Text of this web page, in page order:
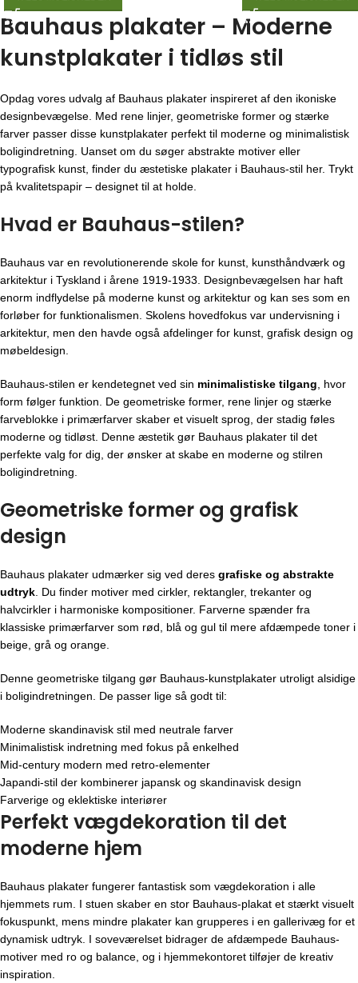
Bauhaus plakater – Moderne
kunstplakater i tidløs stil
Opdag vores udvalg af Bauhaus plakater inspireret af den ikoniske
designbevægelse. Med rene linjer, geometriske former og stærke
farver passer disse kunstplakater perfekt til moderne og minimalistisk
boligindretning. Uanset om du søger abstrakte motiver eller
typografisk kunst, finder du æstetiske plakater i Bauhaus-stil her. Trykt
på kvalitetspapir – designet til at holde.
Hvad er Bauhaus-stilen?
Bauhaus var en revolutionerende skole for kunst, kunsthåndværk og
arkitektur i Tyskland i årene 1919-1933. Designbevægelsen har haft
enorm indflydelse på moderne kunst og arkitektur og kan ses som en
forløber for funktionalismen. Skolens hovedfokus var undervisning i
arkitektur, men den havde også afdelinger for kunst, grafisk design og
møbeldesign.
Bauhaus-stilen er kendetegnet ved sin minimalistiske tilgang , hvor
form følger funktion. De geometriske former, rene linjer og stærke
farveblokke i primærfarver skaber et visuelt sprog, der stadig føles
moderne og tidløst. Denne æstetik gør Bauhaus plakater til det
perfekte valg for dig, der ønsker at skabe en moderne og stilren
boligindretning.
Geometriske former og grafisk
design
Bauhaus plakater udmærker sig ved deres grafiske og abstrakte
udtryk . Du finder motiver med cirkler, rektangler, trekanter og
halvcirkler i harmoniske kompositioner. Farverne spænder fra
klassiske primærfarver som rød, blå og gul til mere afdæmpede toner i
beige, grå og orange.
Denne geometriske tilgang gør Bauhaus-kunstplakater utroligt alsidige
i boligindretningen. De passer lige så godt til:
Moderne skandinavisk stil med neutrale farver
Minimalistisk indretning med fokus på enkelhed
Mid-century modern med retro-elementer
Japandi-stil der kombinerer japansk og skandinavisk design
Farverige og eklektiske interiører
Perfekt vægdekoration til det
moderne hjem
Bauhaus plakater fungerer fantastisk som vægdekoration i alle
hjemmets rum. I stuen skaber en stor Bauhaus-plakat et stærkt visuelt
fokuspunkt, mens mindre plakater kan grupperes i en gallerivæg for et
dynamisk udtryk. I soveværelset bidrager de afdæmpede Bauhaus-
motiver med ro og balance, og i hjemmekontoret tilføjer de kreativ
inspiration.